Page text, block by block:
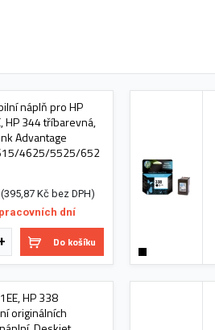
náplň pro HP
HP 344 tříbarevná,
Advantage
4625/5525/652
(395,87 Kč bez DPH)
dní
Do košíku
HP 338
originálních